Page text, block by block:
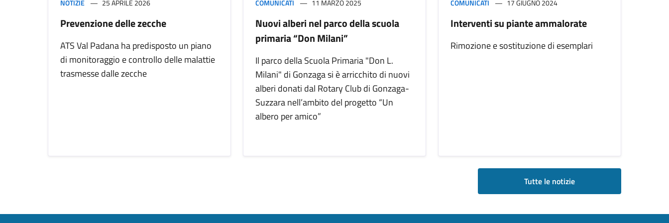
NOTIZIE 25 APRILE 2026
Prevenzione delle zecche
ATS Val Padana ha predisposto un piano
di monitoraggio e controllo delle malattie
trasmesse dalle zecche
COMUNICATI 11 MARZO 2025
Nuovi alberi nel parco della scuola
primaria “Don Milani”
Il parco della Scuola Primaria "Don L.
Milani" di Gonzaga si è arricchito di nuovi
alberi donati dal Rotary Club di Gonzaga-
Suzzara nell’ambito del progetto “Un
albero per amico”
COMUNICATI 17 GIUGNO 2024
Interventi su piante ammalorate
Rimozione e sostituzione di esemplari
Tutte le notizie